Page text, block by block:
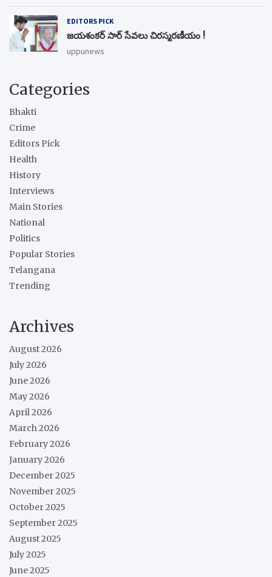
EDITORS PICK
జయశంకర్ సార్ సేవలు చిరస్మరణీయం !
uppunews
Categories
Bhakti
Crime
Editors Pick
Health
History
Interviews
Main Stories
National
Politics
Popular Stories
Telangana
Trending
Archives
August 2026
July 2026
June 2026
May 2026
April 2026
March 2026
February 2026
January 2026
December 2025
November 2025
October 2025
September 2025
August 2025
July 2025
June 2025